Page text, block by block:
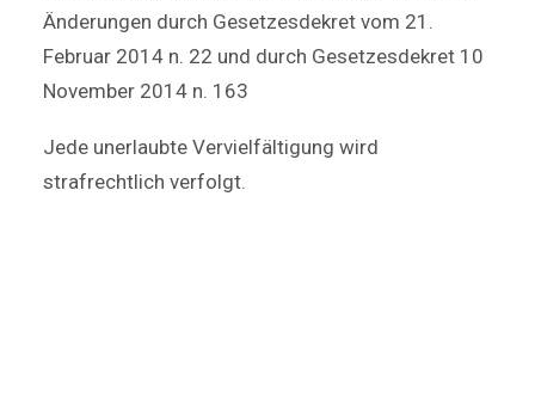
Änderungen durch Gesetzesdekret vom 21.
Februar 2014 n. 22 und durch Gesetzesdekret 10
November 2014 n. 163
Jede unerlaubte Vervielfältigung wird
strafrechtlich verfolgt.